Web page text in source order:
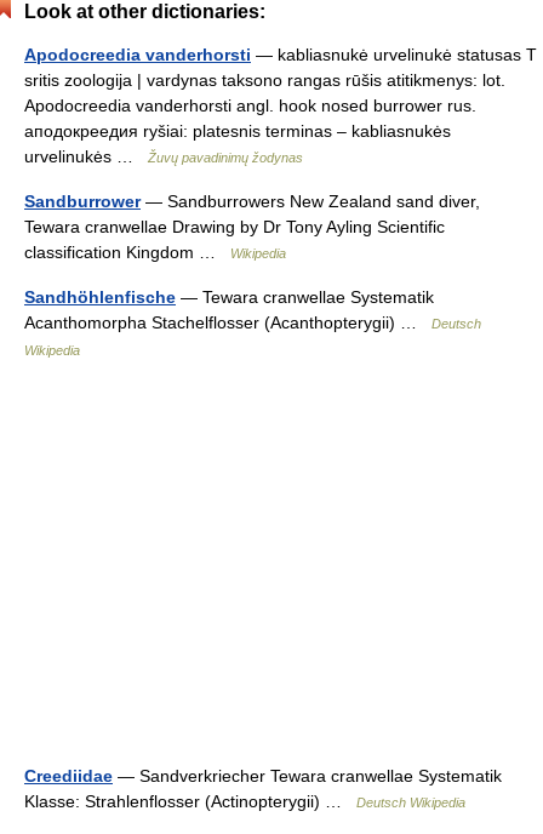
Look at other dictionaries:
Apodocreedia vanderhorsti — kabliasnukė urvelinukė statusas T
sritis zoologija | vardynas taksono rangas rūšis atitikmenys: lot.
Apodocreedia vanderhorsti angl. hook nosed burrower rus.
аподокреедия ryšiai: platesnis terminas – kabliasnukės
urvelinukės …
Žuvų pavadinimų žodynas
Sandburrower— Sandburrowers New Zealand sand diver,
Tewara cranwellae Drawing by Dr Tony Ayling Scientific
classification Kingdom …
Wikipedia
Sandhöhlenfische — Tewara cranwellae Systematik
Acanthomorpha Stachelflosser (Acanthopterygii) …
Deutsch
Wikipedia
Creediidae — Sandverkriecher Tewara cranwellae Systematik
Klasse: Strahlenflosser (Actinopterygii) …
Deutsch Wikipedia